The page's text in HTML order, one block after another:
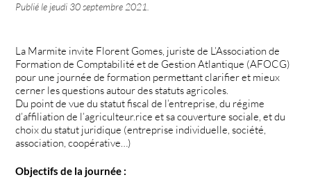
Publié le jeudi 30 septembre 2021
La Marmite invite Florent Gomes, juriste de L’Association de
Formation de Comptabilité et de Gestion Atlantique (AFOCG)
pour une journée de formation permettant clarifier et mieux
cerner les questions autour des statuts agricoles.
Du point de vue du statut fiscal de l’entreprise, du régime
d’affiliation de l’agriculteur.rice et sa couverture sociale, et du
choix du statut juridique (entreprise individuelle, société,
association, coopérative…)
Objectifs de la journée :